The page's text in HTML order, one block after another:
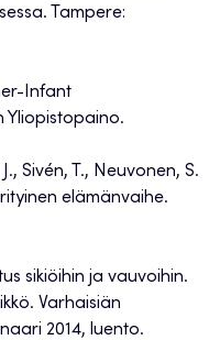
Tampere:
Infant
Yliopistopaino.
Sivén, T., Neuvonen, S.
elämänvaihe.
sikiöihin ja vauvoihin.
Varhaisiän
2014, luento.